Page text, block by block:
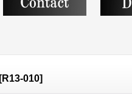
[R13-010]